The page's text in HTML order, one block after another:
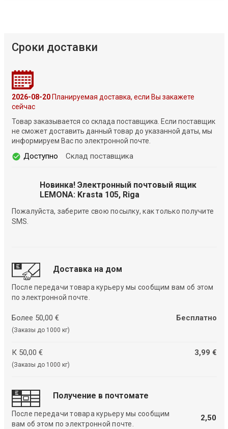
Сроки доставки
2026-08-20Планируемая доставка, если Вы закажете
сейчас
Товар заказывается со склада поставщика. Если поставщик
не сможет доставить данный товар до указанной даты, мы
информируем Вас по электронной почте.
Доступно Склад поставщика
Новинка! Электронный почтовый ящик
LEMONA: Krasta 105, Riga
Пожалуйста, заберите свою посылку, как только получите
SMS.
Доставка на дом
После передачи товара курьеру мы сообщим вам об этом
по электронной почте.
Более 50,00 €
(Заказы до 1000 кг)
Бесплатно
К 50,00 €
(Заказы до 1000 кг)
3,99 €
Получение в почтомате
После передачи товара курьеру мы сообщим
вам об этом по электронной почте.
2,50